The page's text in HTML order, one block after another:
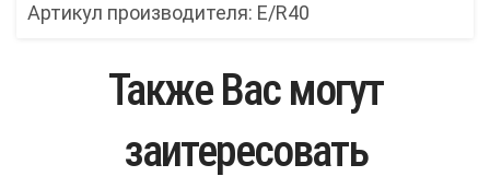
Артикул производителя: Е/R40
Также Вас могут
заитересовать